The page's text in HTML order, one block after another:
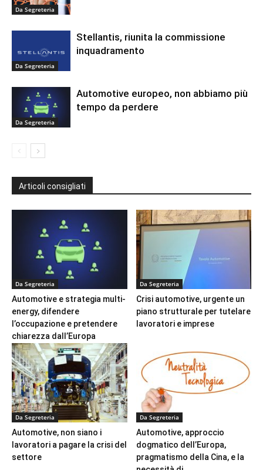
Da Segreteria
Da Segreteria
Stellantis, riunita la commissione
inquadramento
Da Segreteria
Automotive europeo, non abbiamo più
tempo da perdere
Articoli consigliati
Da Segreteria
Automotive e strategia multi-
energy, difendere
l’occupazione e pretendere
chiarezza dall’Europa
Da Segreteria
Crisi automotive, urgente un
piano strutturale per tutelare
lavoratori e imprese
Da Segreteria
Automotive, non siano i
lavoratori a pagare la crisi del
settore
Da Segreteria
Automotive, approccio
dogmatico dell’Europa,
pragmatismo della Cina, e la